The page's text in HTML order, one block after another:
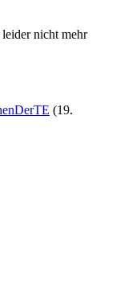
nicht mehr
(19.